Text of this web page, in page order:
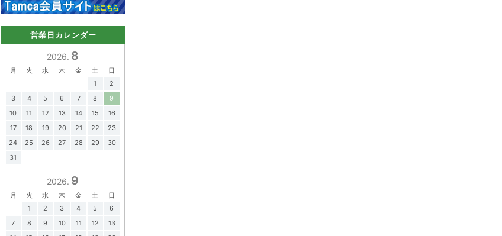
営業日カレンダー
2026. 8
月 火 水 木 金 土
日
1
2
3
4 5 6 7 8
9
10
11 12 13 14 15
16
17
18 19 20 21 22
23
24
25 26 27 28 29
30
31
2026. 9
月 火 水 木 金 土
日
1
2 3 4 5
6
7
8 9 10 11 12
13